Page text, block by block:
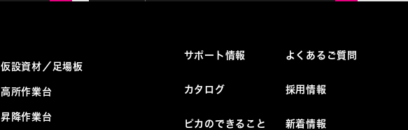
仮設資材／足場板
高所作業台
昇降作業台
サポート情報
カタログ
ピカのできること
よくあるご質問
採用情報
新着情報